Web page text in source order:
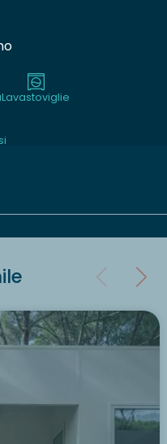
Lavastoviglie